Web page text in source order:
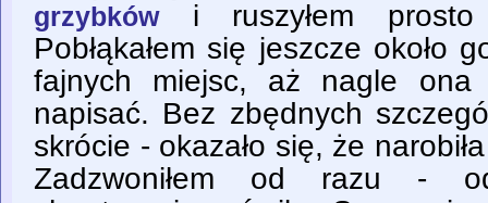
grzybkówi ruszyłem prosto
Pobłąkałem się jeszcze około
fajnych miejsc, aż nagle ona
napisać. Bez zbędnych
skrócie - okazało się, że
Zadzwoniłem od razu -